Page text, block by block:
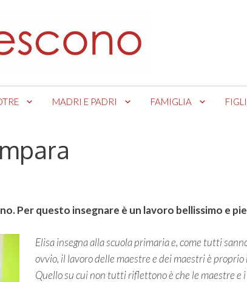
MADRI E PADRI FAMIGLIA FIGLI
Per questo insegnare è un lavoro bellissimo e
Elisa insegna alla scuola primaria e, come tutti
ovvio, il lavoro delle maestre e dei maestri è proprio
Quello su cui non tutti riflettono è che le maestre e